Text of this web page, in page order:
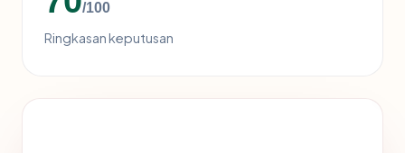
/100
Ringkasan keputusan